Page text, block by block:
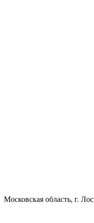
Московская область, г.